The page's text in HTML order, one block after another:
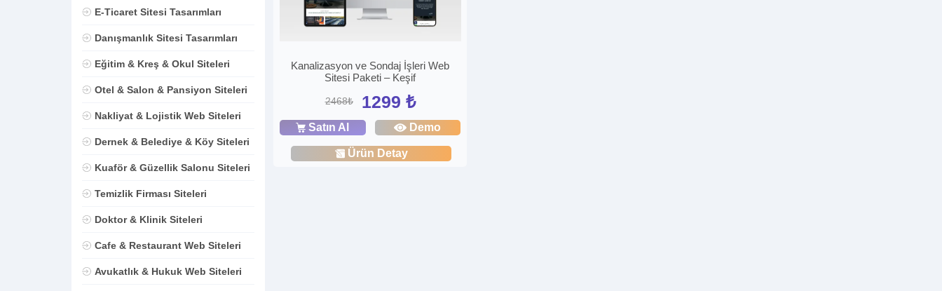
E-Ticaret Sitesi Tasarımları
Danışmanlık Sitesi Tasarımları
Eğitim & Kreş & Okul Siteleri
Otel & Salon & Pansiyon Siteleri
Nakliyat & Lojistik Web Siteleri
Dernek & Belediye & Köy Siteleri
Kuaför & Güzellik Salonu Siteleri
Temizlik Firması Siteleri
Doktor & Klinik Siteleri
Cafe & Restaurant Web Siteleri
Avukatlık & Hukuk Web Siteleri
Kanalizasyon ve Sondaj İşleri Web
Sitesi Paketi – Keşif
2468₺ 1299 ₺
Satın Al Demo
Ürün Detay